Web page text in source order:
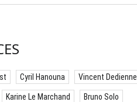
Cyril Hanouna Vincent Dedienne
Karine Le Marchand Bruno Solo